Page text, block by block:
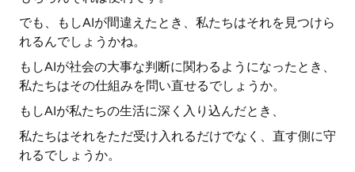
でも、もしAIが間違えたとき、私たちはそれを見つけら
れるんでしょうかね。
もしAIが社会の大事な判断に関わるようになったとき、
私たちはその仕組みを問い直せるでしょうか。
もしAIが私たちの生活に深く入り込んだとき、
私たちはそれをただ受け入れるだけでなく、直す側に守
れるでしょうか。